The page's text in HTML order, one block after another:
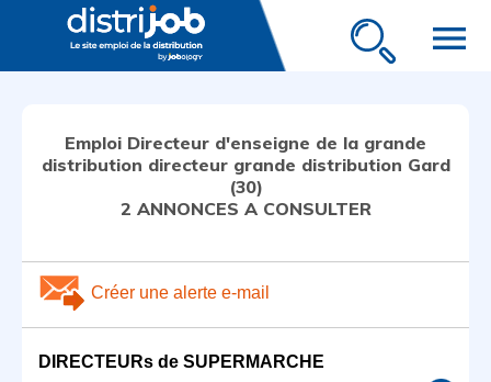
menu
Emploi Directeur d'enseigne de la grande
distribution directeur grande distribution Gard
(30)
2 ANNONCES A CONSULTER
Créer une alerte e-mail
DIRECTEURs de SUPERMARCHE